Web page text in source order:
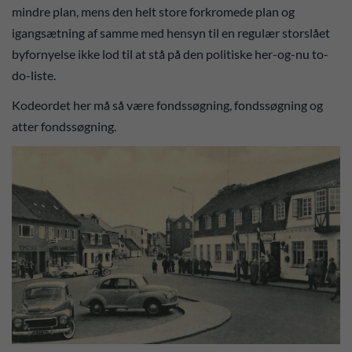
mindre plan, mens den helt store forkromede plan og
igangsætning af samme med hensyn til en regulær storslået
byfornyelse ikke lod til at stå på den politiske her-og-nu to-
do-liste.
Kodeordet her må så være fondssøgning, fondssøgning og
atter fondssøgning.